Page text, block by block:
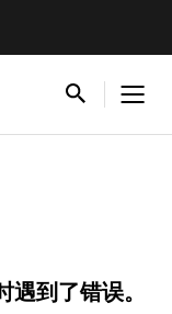
遇到了错误。